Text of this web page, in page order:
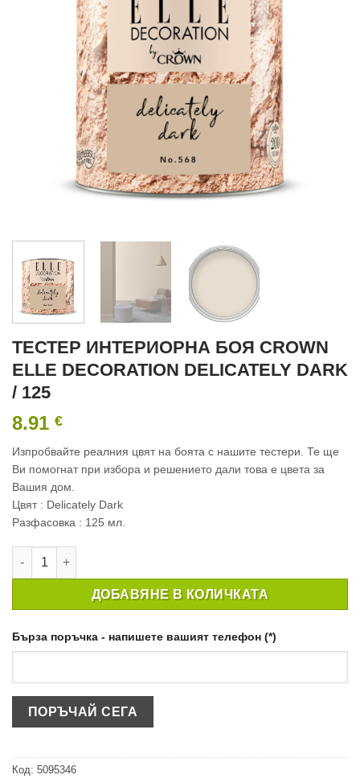
ТЕСТЕР ИНТЕРИОРНА БОЯ CROWN
ELLE DECORATION DELICATELY DARK
/ 125
8.91 €
Изпробвайте реалния цвят на боята с нашите тестери. Те ще
Ви помогнат при избора и решението дали това е цвета за
Вашия дом.
Цвят : Delicately Dark
Разфасовка : 125 мл.
количество за ТЕСТЕР ИНТЕРИОРНА БОЯ CROWN ELLE
ДОБАВЯНЕ В КОЛИЧКАТА
Бърза поръчка - напишете вашият телефон (*)
Код: 5095346